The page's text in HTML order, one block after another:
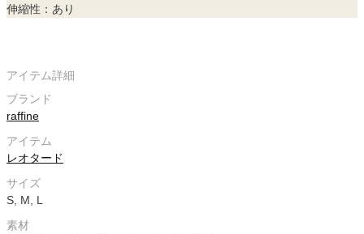
伸縮性：あり
アイテム詳細
ブランド
raffine
アイテム
レオタード
サイズ
S, M, L
素材